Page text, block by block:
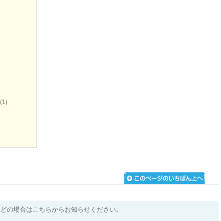
(1)
の場合はこちらからお知らせください。